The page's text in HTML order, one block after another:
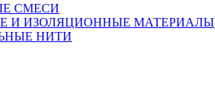
СМЕСИ
И ИЗОЛЯЦИОННЫЕ МАТЕРИАЛЫ
НИТИ